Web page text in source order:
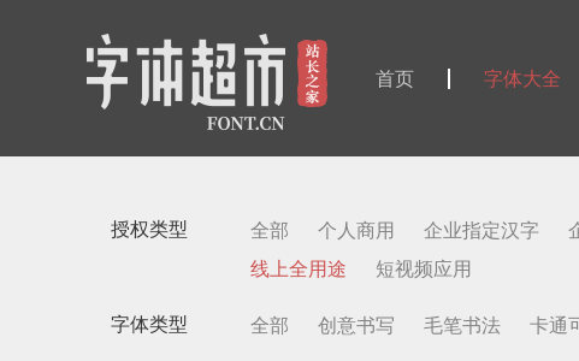
首页 字体大全
授权类型 全部 个人商用 企业指定汉字
线上全用途
短视频应用
字体类型 全部 创意书写 毛笔书法 卡通